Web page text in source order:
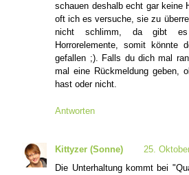
schauen deshalb echt gar keine
oft ich es versuche, sie zu
nicht schlimm, da gibt
Horrorelemente, somit könnte
gefallen ;). Falls du dich mal
mal eine Rückmeldung geben,
hast oder nicht.
Antworten
Kittyzer (Sonne)
25.
Die Unterhaltung kommt bei